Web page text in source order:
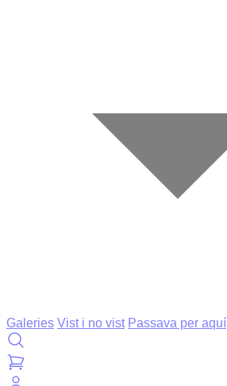
Galeries Vist i no vist Passava per aquí